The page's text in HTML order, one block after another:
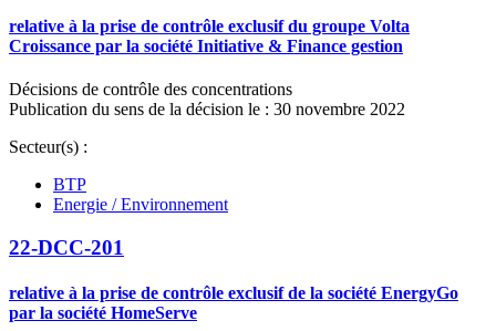
relative à la prise de contrôle exclusif du groupe Volta
Croissance par la société Initiative & Finance gestion
Décisions de contrôle des concentrations
Publication du sens de la décision le : 30 novembre 2022
Secteur(s) :
BTP
Energie / Environnement
22-DCC-201
relative à la prise de contrôle exclusif de la société EnergyGo
par la société HomeServe